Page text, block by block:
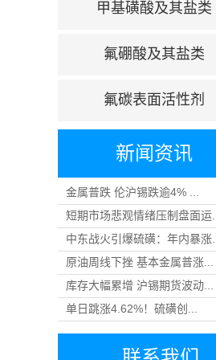
甲基磺酸及其盐类
氟硼酸及其盐类
氟碳表面活性剂
新闻资讯
金属普跌 伦沪锡跌逾4% ...
短期市场悲观情绪压制盘面运...
中东战火引爆硫磺：年内暴涨...
原油周线下挫 基本金属普涨...
库存大幅累增 沪锡期货波动...
单日跳涨4.62%！硫磺创...